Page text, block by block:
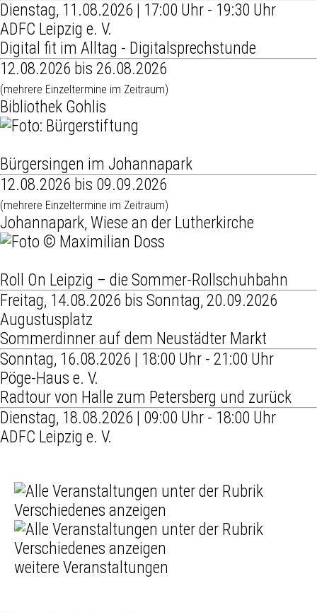
Dienstag, 11.08.2026 | 17:00 Uhr - 19:30 Uhr
ADFC Leipzig e. V.
Digital fit im Alltag - Digitalsprechstunde
12.08.2026 bis 26.08.2026
(mehrere Einzeltermine im Zeitraum)
Bibliothek Gohlis
Bürgersingen im Johannapark
12.08.2026 bis 09.09.2026
(mehrere Einzeltermine im Zeitraum)
Johannapark, Wiese an der Lutherkirche
Roll On Leipzig – die Sommer-Rollschuhbahn
Freitag, 14.08.2026 bis Sonntag, 20.09.2026
Augustusplatz
Sommerdinner auf dem Neustädter Markt
Sonntag, 16.08.2026 | 18:00 Uhr - 21:00 Uhr
Pöge-Haus e. V.
Radtour von Halle zum Petersberg und zurück
Dienstag, 18.08.2026 | 09:00 Uhr - 18:00 Uhr
ADFC Leipzig e. V.
weitere Veranstaltungen